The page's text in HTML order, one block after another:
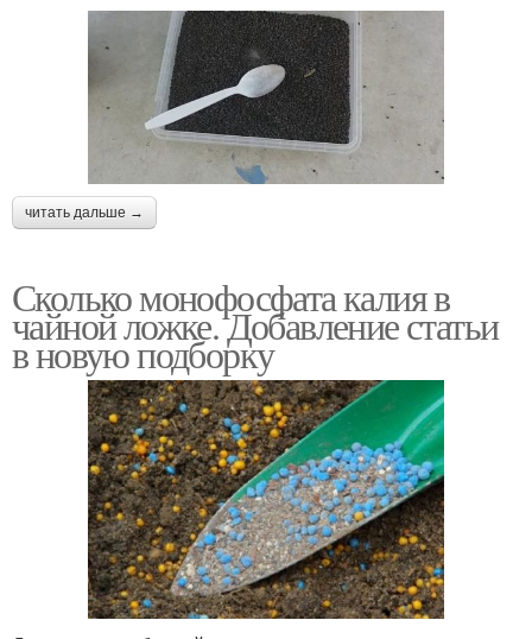
читать дальше →
Сколько монофосфата калия в
чайной ложке. Добавление статьи
в новую подборку